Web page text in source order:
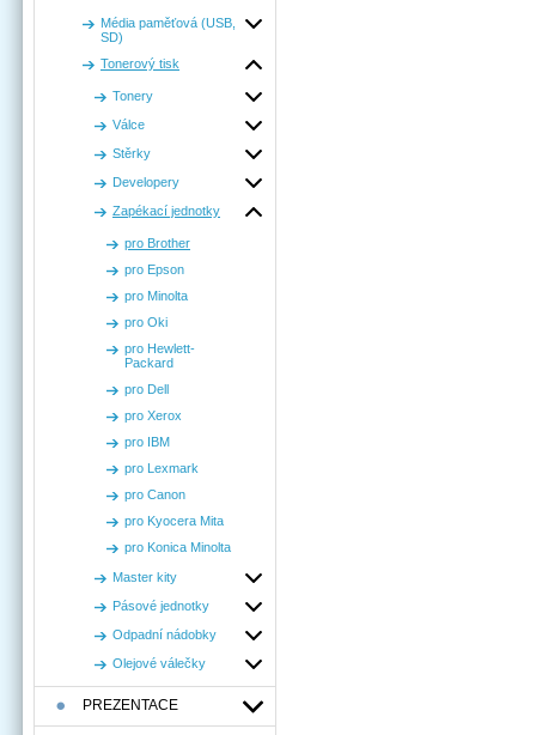
Média paměťová (USB,
SD)
Tonerový tisk
Tonery
Válce
Stěrky
Developery
Zapékací jednotky
pro Brother
pro Epson
pro Minolta
pro Oki
pro Hewlett-
Packard
pro Dell
pro Xerox
pro IBM
pro Lexmark
pro Canon
pro Kyocera Mita
pro Konica Minolta
Master kity
Pásové jednotky
Odpadní nádobky
Olejové válečky
PREZENTACE